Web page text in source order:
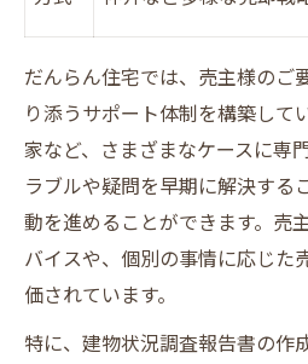
だんらん住宅では、売主様のご
り添うサポート体制を構築して
家など、さまざまなケースに専
ラブルや疑問を早期に解決する
動を進めることができます。売
バイスや、個別の事情に応じた
価されています。
特に、建物状況調査報告書の作